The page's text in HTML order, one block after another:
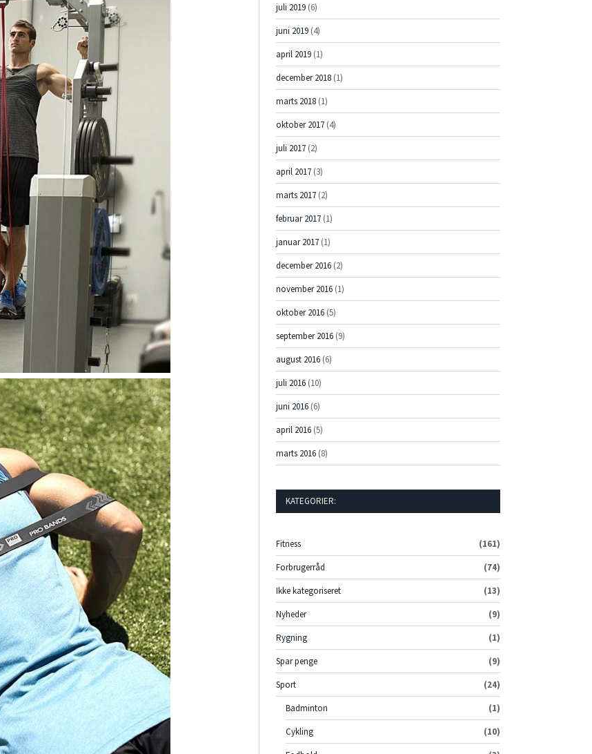
juli 2019 (6)
juni 2019 (4)
april 2019 (1)
december 2018 (1)
marts 2018 (1)
oktober 2017 (4)
juli 2017 (2)
april 2017 (3)
marts 2017 (2)
februar 2017 (1)
januar 2017 (1)
december 2016 (2)
november 2016 (1)
oktober 2016 (5)
september 2016 (9)
august 2016 (6)
juli 2016 (10)
juni 2016 (6)
april 2016 (5)
marts 2016 (8)
KATEGORIER:
Fitness
(161)
Forbrugerråd
(74)
Ikke kategoriseret
(13)
Nyheder
(9)
Rygning
(1)
Spar penge
(9)
Sport
(24)
Badminton
(1)
Cykling
(10)